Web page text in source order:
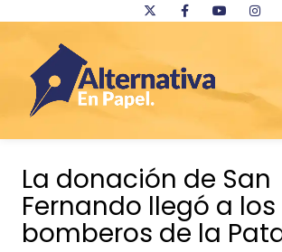
contenido
La donación de San
Fernando llegó a los
bomberos de la